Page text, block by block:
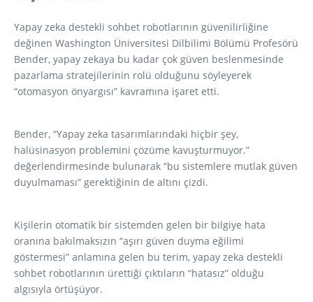
Yapay zeka destekli sohbet robotlarının güvenilirliğine
değinen Washington Üniversitesi Dilbilimi Bölümü Profesörü
Bender, yapay zekaya bu kadar çok güven beslenmesinde
pazarlama stratejilerinin rolü olduğunu söyleyerek
“otomasyon önyargısı” kavramına işaret etti.
Bender, “Yapay zeka tasarımlarındaki hiçbir şey,
halüsinasyon problemini çözüme kavuşturmuyor.”
değerlendirmesinde bulunarak “bu sistemlere mutlak güven
duyulmaması” gerektiğinin de altını çizdi.
Kişilerin otomatik bir sistemden gelen bir bilgiye hata
oranına bakılmaksızın “aşırı güven duyma eğilimi
göstermesi” anlamına gelen bu terim, yapay zeka destekli
sohbet robotlarının ürettiği çıktıların “hatasız” olduğu
algısıyla örtüşüyor.